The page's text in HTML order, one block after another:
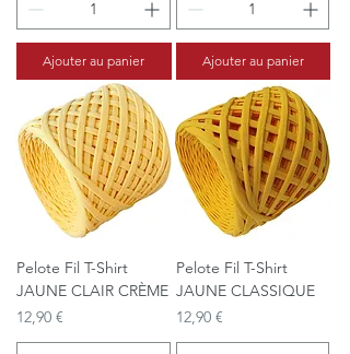
Ajouter au panier Ajouter au panier
Pelote Fil T-Shirt
JAUNE CLAIR CRÈME
Prix
12,90 €
Pelote Fil T-Shirt
JAUNE CLASSIQUE
Prix
12,90 €